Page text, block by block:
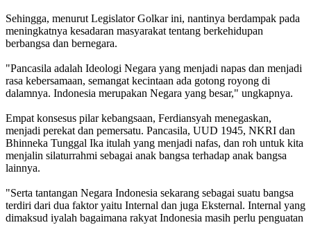
Sehingga, menurut Legislator Golkar ini, nantinya berdampak pada
meningkatnya kesadaran masyarakat tentang berkehidupan
berbangsa dan bernegara.
"Pancasila adalah Ideologi Negara yang menjadi napas dan menjadi
rasa kebersamaan, semangat kecintaan ada gotong royong di
dalamnya. Indonesia merupakan Negara yang besar," ungkapnya.
Empat konsesus pilar kebangsaan, Ferdiansyah menegaskan,
menjadi perekat dan pemersatu. Pancasila, UUD 1945, NKRI dan
Bhinneka Tunggal Ika itulah yang menjadi nafas, dan roh untuk kita
menjalin silaturrahmi sebagai anak bangsa terhadap anak bangsa
lainnya.
"Serta tantangan Negara Indonesia sekarang sebagai suatu bangsa
terdiri dari dua faktor yaitu Internal dan juga Eksternal. Internal yang
dimaksud iyalah bagaimana rakyat Indonesia masih perlu penguatan